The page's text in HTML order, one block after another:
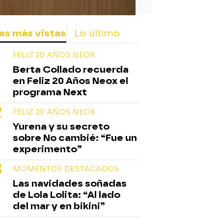
más vistas Lo último
FELIZ 20 AÑOS NEOX
Berta Collado recuerda
en Feliz 20 Años Neox el
programa Next
FELIZ 20 AÑOS NEOX
Yurena y su secreto
sobre No cambié: “Fue un
experimento”
MOMENTOS DESTACADOS
Las navidades soñadas
de Lola Lolita: “Al lado
del mar y en bikini”